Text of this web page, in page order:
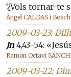
‘¿Vols tornar-te
Àngel CALDAS i
2009-03-23:
Jn4,43-54:
Ramon Octavi
2009-03-22: